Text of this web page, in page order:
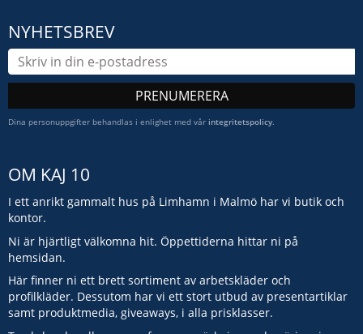
NYHETSBREV
PRENUMERERA
Dina personuppgifter behandlas i enlighet med vår integritetspolicy.
OM KAJ 10
I ett anrikt gammalt hus på Limhamn i Malmö har vi butik och
kontor.
Ni är hjärtligt välkomna hit. Öppettiderna hittar ni på
hemsidan.
Här finner ni ett brett sortiment av arbetskläder och
profilkläder. Dessutom har vi ett stort utbud av presentartiklar
samt produktmedia, giveaways, i alla prisklasser.